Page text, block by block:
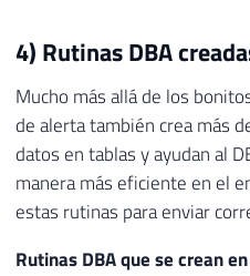
4) Rutinas DBA
Mucho más allá de los
de alerta también crea más
datos en tablas y ayudan al
manera más eficiente en el
estas rutinas para enviar
Rutinas DBA que se crean